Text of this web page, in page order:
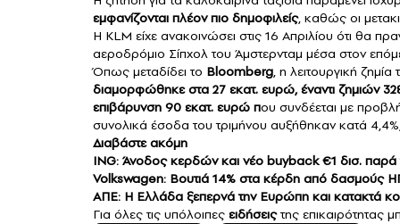
εμφανίζονται πλέον πιο δημοφιλείς, καθώς οι
Η KLM είχε ανακοινώσει στις 16 Απριλίου ότι θα
αεροδρόμιο Σίπχολ του Άμστερνταμ μέσα στον
Όπως μεταδίδει το Bloomberg, η λειτουργική
διαμορφώθηκε στα 27 εκατ. ευρώ, έναντι ζημιών
επιβάρυνση 90 εκατ. ευρώ που συνδέεται με
συνολικά έσοδα του τριμήνου αυξήθηκαν κατά
Διαβάστε ακόμη
ING: Άνοδος κερδών και νέο buyback €1 δισ.
Volkswagen: Βουτιά 14% στα κέρδη από δασμούς
ΑΠΕ: Η Ελλάδα ξεπερνά την Ευρώπη και κατακτά
Για όλες τις υπόλοιπες ειδήσειςτης επικαιρότητας